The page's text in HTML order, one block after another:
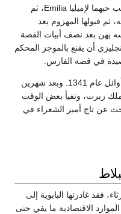
باليمون Palemon وارتشيتى Arcite بسبب حبهما لإميليا Emilia، ثم
ثم قبولها المهزوم بعد
يهن بعد نصف أبيات القصة
الإنجليزي أن يقنع بالموجز المحكم
وغادر بوكاتشيو نابلي إلى فلورنس في أوائل عام 1341. وبعد شهرين
ربرت، وتفيأ بعض الوقت
عن تاج أمير الشعراء في
فقد غادرتها البابوية إلى
فيها من الموارد الاقتصادية ما يفي حتى